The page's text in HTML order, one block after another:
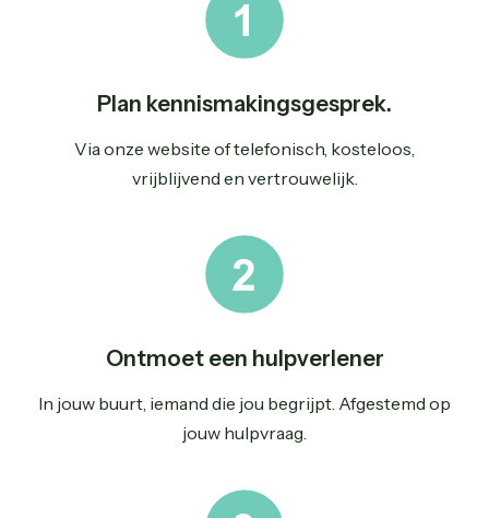
Plan kennismakingsgesprek.
Via onze website of telefonisch, kosteloos,
vrijblijvend en vertrouwelijk.
Ontmoet een hulpverlener
In jouw buurt, iemand die jou begrijpt. Afgestemd op
jouw hulpvraag.